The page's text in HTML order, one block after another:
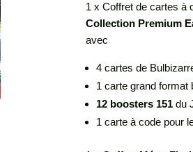
1 x Coffret de cartes à
Collection Premium
avec
4 cartes de
1 carte grand format
12 boosters 151du
1 carte à code pour